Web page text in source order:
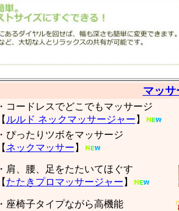
マッサ
・コードレスでどこでもマッサージ
【 ルルド ネックマッサージャー 】
・ぴったりツボをマッサージ
【 ネックマッサー 】
・肩、腰、足をたたいてほぐす
【 たたきプロマッサージャー 】
・座椅子タイプながら高機能